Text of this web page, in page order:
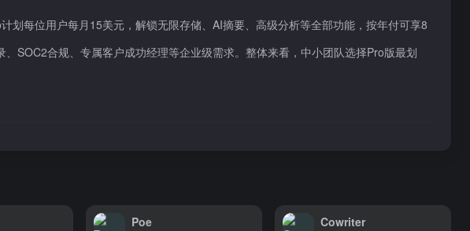
划每位用户每月15美元，解锁无限存储、AI摘要、高级分析等全部功能，按年付可享8
SOC2合规、专属客户成功经理等企业级需求。整体来看，中小团队选择Pro版最划
Poe Cowriter